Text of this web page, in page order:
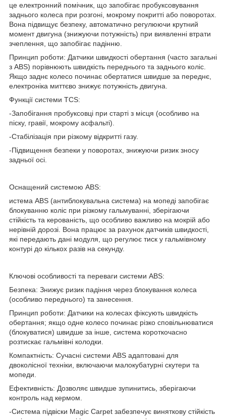
це електронний помічник, що запобігає пробуксовування
заднього колеса при розгоні, мокрому покритті або поворотах.
Вона підвищує безпеку, автоматично регулюючи крутний
момент двигуна (знижуючи потужність) при виявленні втрати
зчеплення, що запобігає падінню.
Принцип роботи: Датчики швидкості обертання (часто загальні
з ABS) порівнюють швидкість переднього та заднього коліс.
Якщо заднє колесо починає обертатися швидше за переднє,
електроніка миттєво знижує потужність двигуна.
Функції системи TCS:
-Запобігання пробуксовці при старті з місця (особливо на
піску, гравії, мокрому асфальті).
-Стабілізація при різкому відкритті газу.
-Підвищення безпеки у поворотах, знижуючи ризик зносу
задньої осі.
Оснащений системою ABS:
истема ABS (антиблокувальна система) на мопеді запобігає
блокуванню коліс при різкому гальмуванні, зберігаючи
стійкість та керованість, що особливо важливо на мокрій або
нерівній дорозі. Вона працює за рахунок датчиків швидкості,
які передають дані модуля, що регулює тиск у гальмівному
контурі до кількох разів на секунду.
Ключові особливості та переваги системи ABS:
Безпека: Знижує ризик падіння через блокування колеса
(особливо переднього) та занесення.
Принцип роботи: Датчики на колесах фіксують швидкість
обертання; якщо одне колесо починає різко сповільнюватися
(блокуватися) швидше за інше, система короткочасно
розтискає гальмівні колодки.
Компактність: Сучасні системи ABS адаптовані для
двоколісної техніки, включаючи малокубатурні скутери та
мопеди.
Ефективність: Дозволяє швидше зупинитись, зберігаючи
контроль над кермом.
-Система підвіски Magic Carpet забезпечує виняткову стійкість